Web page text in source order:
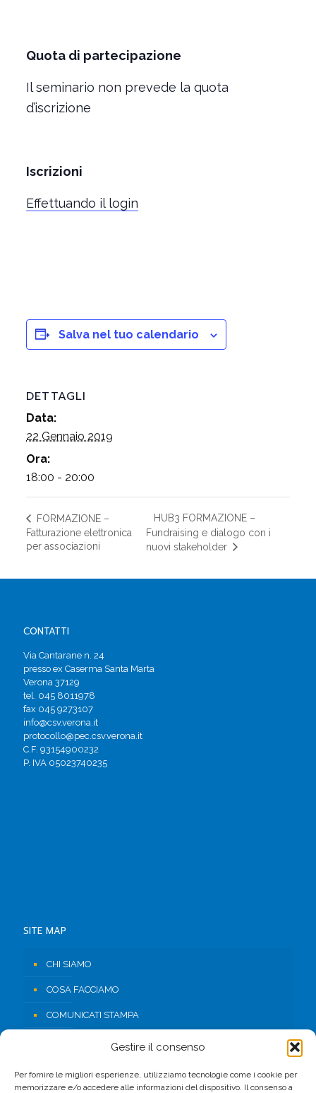
Gestire il consenso
Per fornire le migliori esperienze, utilizziamo tecnologie come i cookie per
memorizzare e/o accedere alle informazioni del dispositivo. Il consenso a
Quota di partecipazione
Il seminario non prevede la quota
d’iscrizione
Iscrizioni
Effettuando il login
Salva nel tuo calendario
DETTAGLI
Data:
22 Gennaio 2019
Ora:
18:00 - 20:00
FORMAZIONE –
Fatturazione elettronica
per associazioni
HUB3 FORMAZIONE –
Fundraising e dialogo con i
nuovi stakeholder
CONTATTI
Via Cantarane n. 24
presso ex Caserma Santa Marta
Verona 37129
tel. 045 8011978
fax 045 9273107
info@csv.verona.it
protocollo@pec.csv.verona.it
C.F. 93154900232
P. IVA 05023740235
SITE MAP
CHI SIAMO
COSA FACCIAMO
COMUNICATI STAMPA